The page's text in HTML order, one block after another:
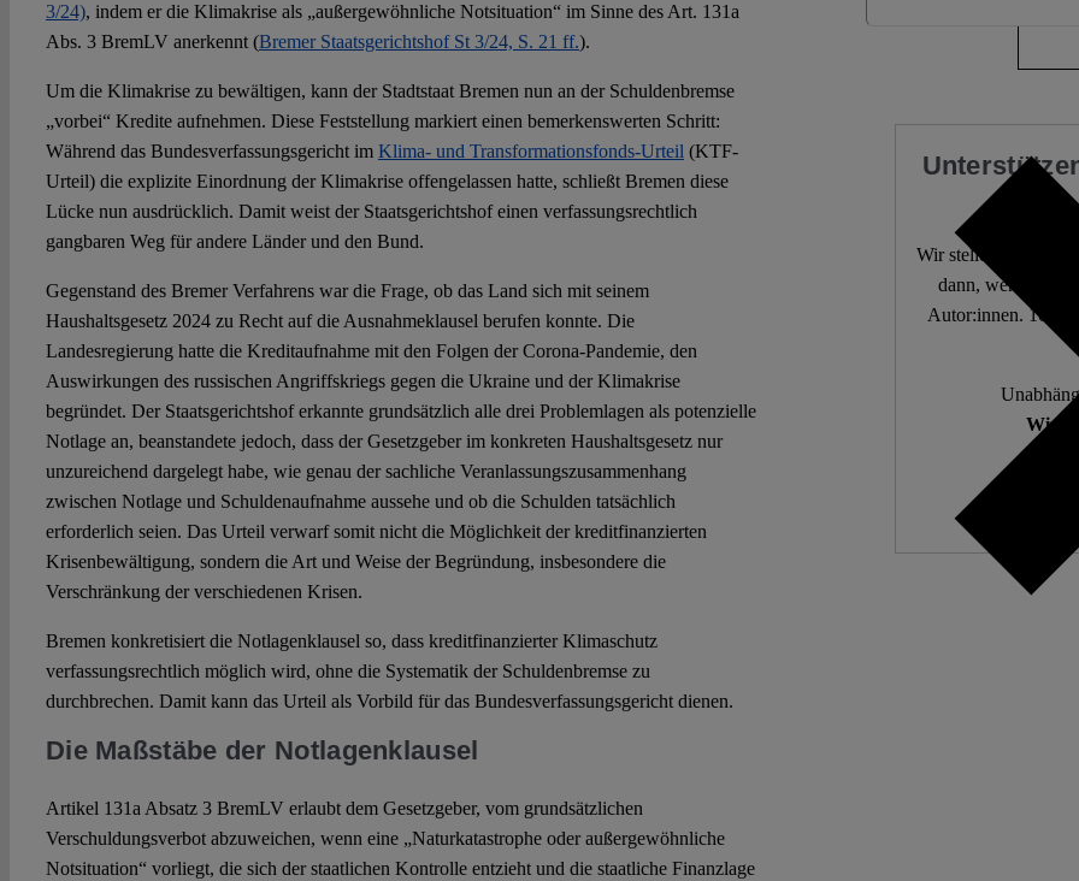
3/24), indem er die Klimakrise als „außergewöhnliche Notsituation“ im Sinne des Art. 131a
Abs. 3 BremLV anerkennt (Bremer Staatsgerichtshof St 3/24, S. 21 ff.).
Um die Klimakrise zu bewältigen, kann der Stadtstaat Bremen nun an der Schuldenbremse
„vorbei“ Kredite aufnehmen. Diese Feststellung markiert einen bemerkenswerten Schritt:
Während das Bundesverfassungsgericht im Klima- und Transformationsfonds-Urteil(KTF-
Urteil) die explizite Einordnung der Klimakrise offengelassen hatte, schließt Bremen diese
Lücke nun ausdrücklich. Damit weist der Staatsgerichtshof einen verfassungsrechtlich
gangbaren Weg für andere Länder und den Bund.
Gegenstand des Bremer Verfahrens war die Frage, ob das Land sich mit seinem
Haushaltsgesetz 2024 zu Recht auf die Ausnahmeklausel berufen konnte. Die
Landesregierung hatte die Kreditaufnahme mit den Folgen der Corona-Pandemie, den
Auswirkungen des russischen Angriffskriegs gegen die Ukraine und der Klimakrise
begründet. Der Staatsgerichtshof erkannte grundsätzlich alle drei Problemlagen als potenzielle
Notlage an, beanstandete jedoch, dass der Gesetzgeber im konkreten Haushaltsgesetz nur
unzureichend dargelegt habe, wie genau der sachliche Veranlassungszusammenhang
zwischen Notlage und Schuldenaufnahme aussehe und ob die Schulden tatsächlich
erforderlich seien. Das Urteil verwarf somit nicht die Möglichkeit der kreditfinanzierten
Krisenbewältigung, sondern die Art und Weise der Begründung, insbesondere die
Verschränkung der verschiedenen Krisen.
Bremen konkretisiert die Notlagenklausel so, dass kreditfinanzierter Klimaschutz
verfassungsrechtlich möglich wird, ohne die Systematik der Schuldenbremse zu
durchbrechen. Damit kann das Urteil als Vorbild für das Bundesverfassungsgericht dienen.
Die Maßstäbe der Notlagenklausel
Artikel 131a Absatz 3 BremLV erlaubt dem Gesetzgeber, vom grundsätzlichen
Verschuldungsverbot abzuweichen, wenn eine „Naturkatastrophe oder außergewöhnliche
Notsituation“ vorliegt, die sich der staatlichen Kontrolle entzieht und die staatliche Finanzlage
Wir stellen fundierte
dann, wenn die
Autor:innen.
Wir